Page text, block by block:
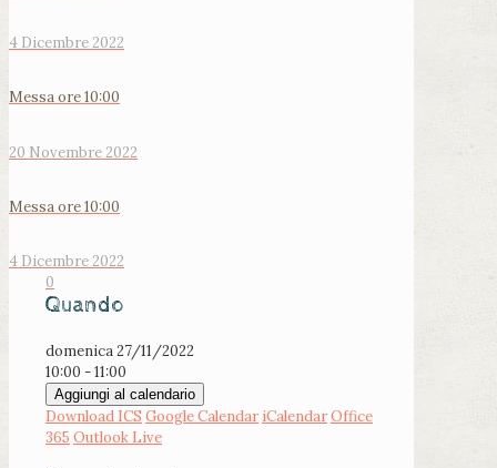
4 Dicembre 2022
Messa ore 10:00
20 Novembre 2022
Messa ore 10:00
4 Dicembre 2022
0
Quando
domenica 27/11/2022
10:00 - 11:00
Aggiungi al calendario
Download ICS Google Calendar iCalendarOffice
365 Outlook Live